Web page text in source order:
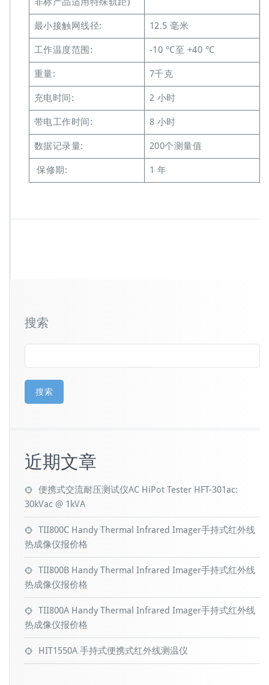
最小接触网线径: 12.5 毫米
工作温度范围: -10 °C至 +40 °C
重量: 7千克
充电时间: 2 小时
带电工作时间: 8 小时
数据记录量: 200个测量值
保修期: 1 年
搜索
搜索
近期文章
便携式交流耐压测试仪AC HiPot Tester HFT-301ac:
30kVac @ 1kVA
TII800C Handy Thermal Infrared Imager手持式红外线
热成像仪报价格
TII800B Handy Thermal Infrared Imager手持式红外线
热成像仪报价格
TII800A Handy Thermal Infrared Imager手持式红外线
热成像仪报价格
HIT1550A 手持式便携式红外线测温仪